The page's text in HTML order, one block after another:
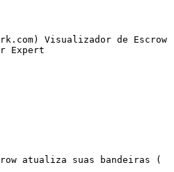
Visualizador de Escrow
Expert
atualiza suas bandeiras (